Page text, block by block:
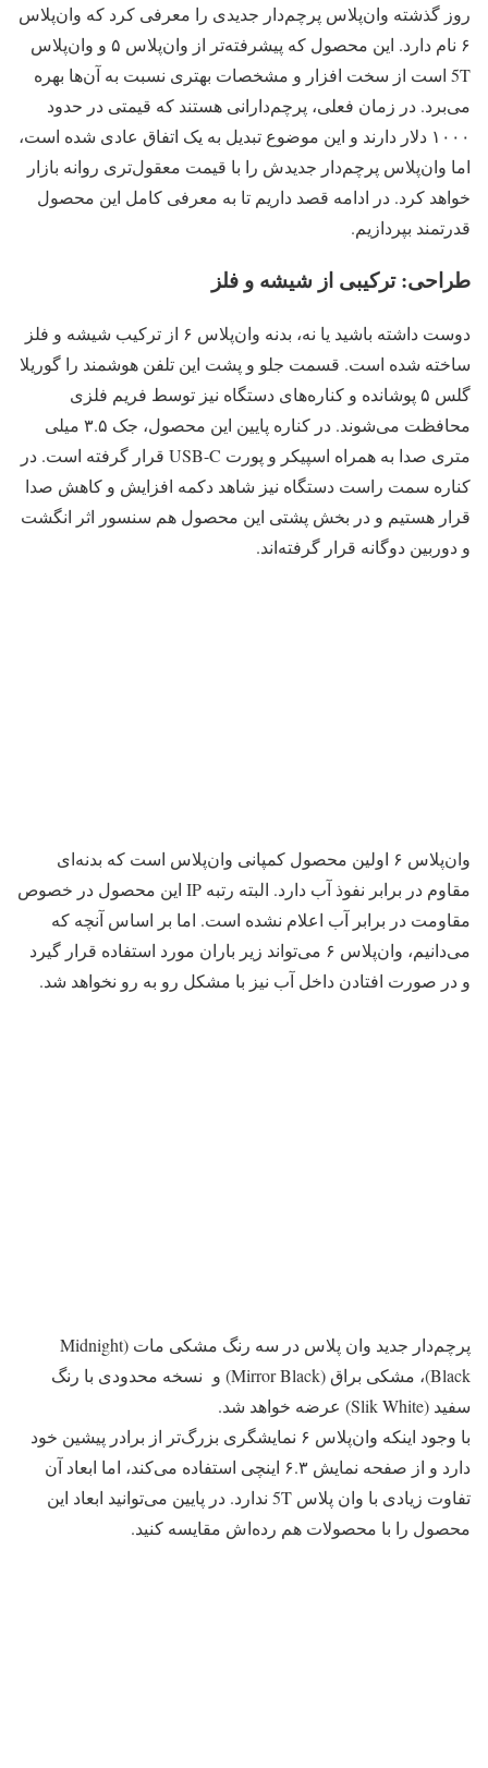
روز گذشته وان‌پلاس پرچم‌دار جدیدی را معرفی کرد که وان‌پلاس
۶ نام دارد. این محصول که پیشرفته‌تر از وان‌پلاس ۵ و وان‌پلاس
5T است از سخت افزار و مشخصات بهتری نسبت به آن‌ها بهره
می‌برد. در زمان فعلی، پرچم‌دارانی هستند که قیمتی در حدود
۱۰۰۰ دلار دارند و این موضوع تبدیل به یک اتفاق عادی شده است،
اما وان‌پلاس پرچم‌دار جدیدش را با قیمت معقول‌تری روانه بازار
خواهد کرد. در ادامه قصد داریم تا به معرفی کامل این محصول
قدرتمند بپردازیم.
طراحی: ترکیبی از شیشه و فلز
دوست داشته باشید یا نه، بدنه وان‌پلاس ۶ از ترکیب شیشه و فلز
ساخته شده است. قسمت جلو و پشت این تلفن هوشمند را گوریلا
گلس ۵ پوشانده و کناره‌های دستگاه نیز توسط فریم فلزی
محافظت می‌شوند. در کناره پایین این محصول، جک ۳.۵ میلی
متری صدا به همراه اسپیکر و پورت USB-C قرار گرفته است. در
کناره سمت راست دستگاه نیز شاهد دکمه افزایش و کاهش صدا
قرار هستیم و در بخش پشتی این محصول هم سنسور اثر انگشت
و دوربین دوگانه قرار گرفته‌اند.
وان‌پلاس ۶ اولین محصول کمپانی وان‌پلاس است که بدنه‌ای
مقاوم در برابر نفوذ آب دارد. البته رتبه IP این محصول در خصوص
مقاومت در برابر آب اعلام نشده است. اما بر اساس آنچه که
می‌دانیم، وان‌پلاس ۶ می‌تواند زیر باران مورد استفاده قرار گیرد
و در صورت افتادن داخل آب نیز با مشکل رو به رو نخواهد شد.
پرچم‌دار جدید وان پلاس در سه رنگ مشکی مات (Midnight
Black)، مشکی براق (Mirror Black) و نسخه محدودی با رنگ
سفید (Slik White) عرضه خواهد شد.
با وجود اینکه وان‌پلاس ۶ نمایشگری بزرگ‌تر از برادر پیشین خود
دارد و از صفحه نمایش ۶.۳ اینچی استفاده می‌کند، اما ابعاد آن
تفاوت زیادی با وان پلاس 5T ندارد. در پایین می‌توانید ابعاد این
محصول را با محصولات هم رده‌اش مقایسه کنید.